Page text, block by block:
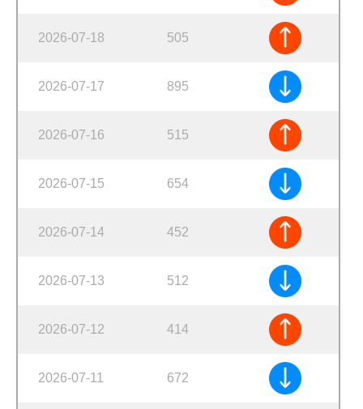
2026-07-18 505
2026-07-17 895
2026-07-16 515
2026-07-15 654
2026-07-14 452
2026-07-13 512
2026-07-12 414
2026-07-11 672